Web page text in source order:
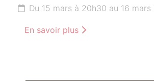
Du 15 mars à 20h30 au 16
En savoir plus